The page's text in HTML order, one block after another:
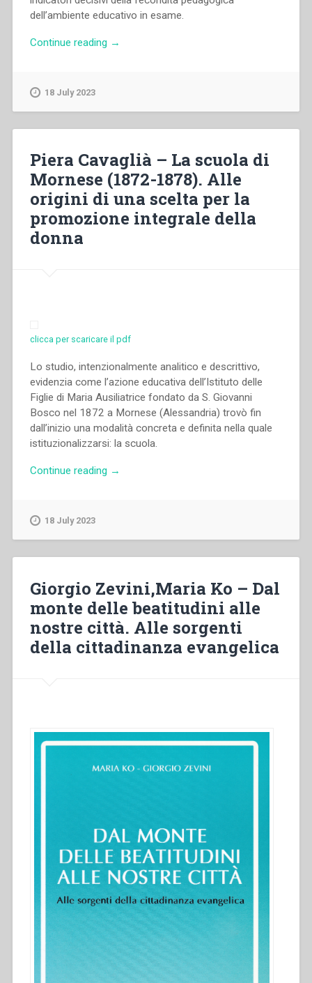
dell’ambiente educativo in esame.
Continue reading “Piera
educativa.
Maria
Domenica
Mazzarello
e
→
18 July 2023
Piera Cavaglià – La scuola di
Mornese (1872-1878). Alle
origini di una scelta per la
promozione integrale della
donna
clicca per scaricare il pdf
Lo studio, intenzionalmente analitico e descrittivo,
evidenzia come l’azione educativa dell’Istituto delle
Figlie di Maria Ausiliatrice fondato da S. Giovanni
Bosco nel 1872 a Mornese (Alessandria) trovò fin
dall’inizio una modalità concreta e definita nella quale
istituzionalizzarsi: la scuola.
Continue reading “Piera
1878).
Alle
origini
una
integrale
della
→
18 July 2023
Giorgio Zevini,Maria Ko – Dal
monte delle beatitudini alle
nostre città. Alle sorgenti
della cittadinanza evangelica